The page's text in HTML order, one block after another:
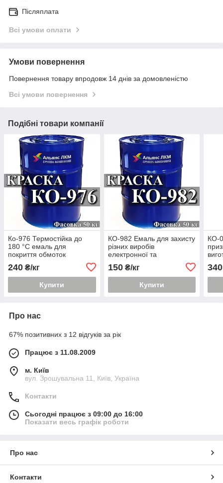
Післяплата
Всі умови оплати
Умови повернення
Повернення товару впродовж 14 днів за домовленістю
Всі умови повернення
Подібні товари компанії
Ко-976 Термостійка до
180 °C емаль для
покриття обмоток
240 ₴/кг
Купити
КО-982 Емаль для захисту
різних виробів
електронної та
150₴/кг
Купити
КО-
340
Про нас
67% позитивних з 12 відгуків за рік
Працює з 11.08.2009
м. Київ
вул. Зрошувальна 11, Київ, Україна
Контакти
Сьогодні працює з 09:00 до 16:00
Показати весь графік роботи
Про нас
Контакти